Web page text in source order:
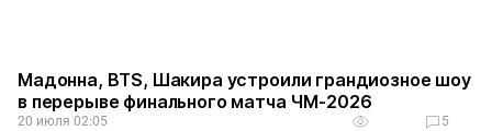
Мадонна, BTS, Шакира устроили грандиозное шоу
в перерыве финального матча ЧМ-2026
20 июля 02:05 5